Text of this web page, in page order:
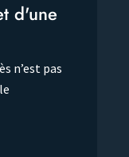
d'une
n’est pas
d'une
n’est pas